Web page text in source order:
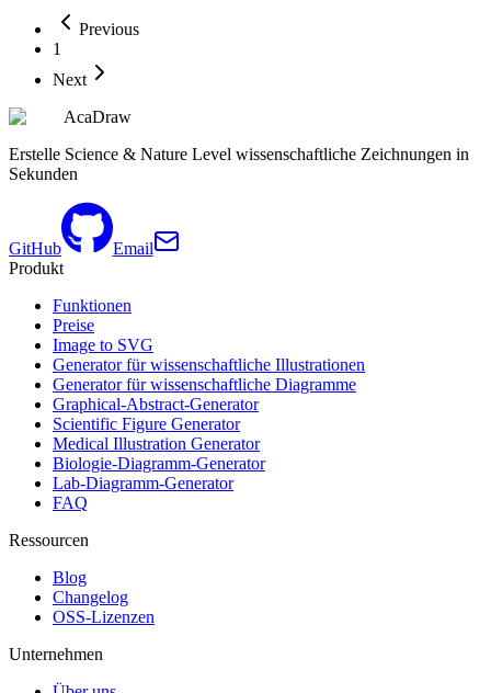
Previous
1
Next
AcaDraw
Erstelle Science & Nature Level wissenschaftliche Zeichnungen in
Sekunden
GitHub
Email
Produkt
Funktionen
Preise
Image to SVG
Generator für wissenschaftliche Illustrationen
Generator für wissenschaftliche Diagramme
Graphical-Abstract-Generator
Scientific Figure Generator
Medical Illustration Generator
Biologie-Diagramm-Generator
Lab-Diagramm-Generator
FAQ
Ressourcen
Blog
Changelog
OSS-Lizenzen
Unternehmen